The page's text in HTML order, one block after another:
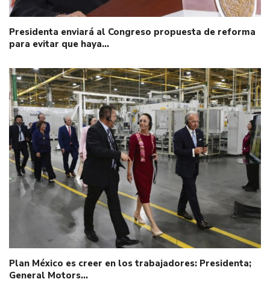
Presidenta enviará al Congreso propuesta de reforma
para evitar que haya…
Plan México es creer en los trabajadores: Presidenta;
General Motors…